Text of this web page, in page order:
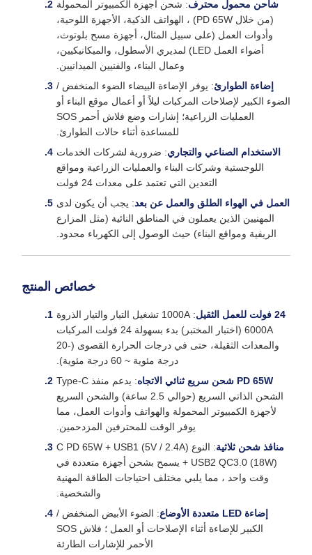
شاحن محمول محترف: شحن أجهزة الكمبيوتر المحمولة
(من خلال PD 65W) ، الهواتف الذكية، الأجهزة اللوحية،
وأدوات العمل (على سبيل المثال، أجهزة مسح بلوتوث،
أضواء العمل LED) لمديري الأسطول، والميكانيكيين،
وعمال البناء، والفنيين الميدانيين.
إضاءة الطوارئ: يوفر الإضاءة البيضاء الضوء المنخفض /
الضوء الكبير لإصلاحات المركبات ليلاً أو أعمال موقع البناء أو
العمليات الزراعية؛ إشارات وضع فلاش أحمر SOS
للمساعدة أثناء حالات الطوارئ.
الاستخدام الصناعي والتجاري: ضرورية لشركات الخدمات
اللوجستية وشركات البناء والعمليات الزراعية ومواقع
التعدين التي تعتمد على معدات 24 فولت
العمل في الهواء الطلق والعمل عن بعد: يجب أن يكون لدى
المهنيين الذين يعملون في المناطق النائية (مثل المزارع
الريفية ومواقع البناء) حيث الوصول إلى الكهرباء محدود.
خصائص المنتج
24 فولت للعمل الثقيل
: 1000A تشغيل التيار والتيار الذروة
6000A (اختبار المختبر) بدء بسهولة 24 فولت المركبات
والمعدات الثقيلة، حتى في درجات الحرارة القصوى (-20
درجة مئوية ~ 60 درجة مئوية).
PD 65W شحن سريع ثنائي الاتجاه
: يدعم منفذ Type-C
الشحن الذاتي السريع (حوالي 2.5 ساعة) والشحن السريع
لأجهزة الكمبيوتر المحمولة والهواتف وأدوات العمل، مما
يوفر الوقت للمحترفين المزدحمين.
منافذ شحن ثلاثية
: النوع C PD 65W + USB1 (5V / 2.4A)
+ USB2 QC3.0 (18W) يسمح بشحن أجهزة متعددة في
وقت واحد ، مما يلبي مختلف احتياجات الطاقة المهنية
والشخصية.
إضاءة LED متعددة الأوضاع
: الضوء الأبيض المنخفض /
الكبير للإضاءة أثناء الإصلاحات أو العمل ؛ فلاش SOS
الأحمر للإشارات الطارئة